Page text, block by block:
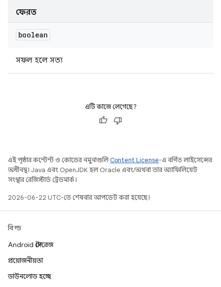
ফেরত
boolean
সফল হলে সত্য
এটি কাজে লেগেছে?
এই পৃষ্ঠার কন্টেন্ট ও কোডের নমুনাগুলিContent License-এ বর্ণিত লাইসেন্সের
অধীনস্থ। Java এবং OpenJDK হল Oracle এবং/অথবা তার অ্যাফিলিয়েট
সংস্থার রেজিস্টার্ড ট্রেডমার্ক।
2026-06-22 UTC-তে শেষবার আপডেট করা হয়েছে।
বিল্ড
Android স্টোরেজ
প্রয়োজনীয়তা
ডাউনলোড হচ্ছে